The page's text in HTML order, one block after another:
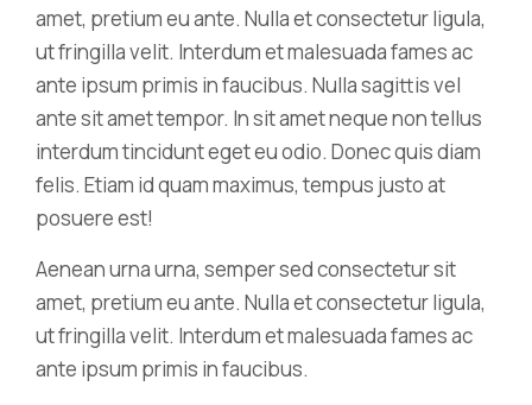
amet, pretium eu ante. Nulla et consectetur ligula,
ut fringilla velit. Interdum et malesuada fames ac
ante ipsum primis in faucibus. Nulla sagittis vel
ante sit amet tempor. In sit amet neque non tellus
interdum tincidunt eget eu odio. Donec quis diam
felis. Etiam id quam maximus, tempus justo at
posuere est!
Aenean urna urna, semper sed consectetur sit
amet, pretium eu ante. Nulla et consectetur ligula,
ut fringilla velit. Interdum et malesuada fames ac
ante ipsum primis in faucibus.